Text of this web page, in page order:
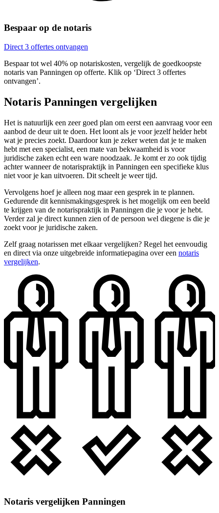
Bespaar op de notaris
Direct 3 offertes ontvangen
Bespaar tot wel 40% op notariskosten, vergelijk de goedkoopste
notaris van Panningen op offerte. Klik op ‘Direct 3 offertes
ontvangen’.
Notaris Panningen vergelijken
Het is natuurlijk een zeer goed plan om eerst een aanvraag voor een
aanbod de deur uit te doen. Het loont als je voor jezelf helder hebt
wat je precies zoekt. Daardoor kun je zeker weten dat je te maken
hebt met een specialist, een mate van bekwaamheid is voor
juridische zaken echt een ware noodzaak. Je komt er zo ook tijdig
achter wanneer de notarispraktijk in Panningen een specifieke klus
niet voor je kan uitvoeren. Dit scheelt je weer tijd.
Vervolgens hoef je alleen nog maar een gesprek in te plannen.
Gedurende dit kennismakingsgesprek is het mogelijk om een beeld
te krijgen van de notarispraktijk in Panningen die je voor je hebt.
Verder zal je direct kunnen zien of de persoon wel diegene is die je
zoekt voor je juridische zaken.
Zelf graag notarissen met elkaar vergelijken? Regel het eenvoudig
en direct via onze uitgebreide informatiepagina over een notaris
vergelijken.
Notaris vergelijken Panningen